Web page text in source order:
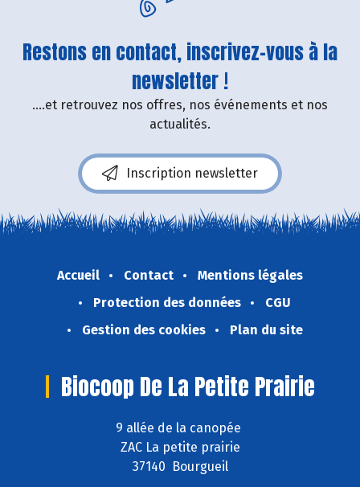
Restons en contact, inscrivez-vous à la
newsletter !
....et retrouvez nos offres, nos événements et nos
actualités.
Inscription newsletter
Accueil Contact
Mentions légales
Protection des données
CGU
Gestion des cookies
Plan du site
Biocoop De La Petite Prairie
9 allée de la canopée
ZAC La petite prairie
37140 Bourgueil